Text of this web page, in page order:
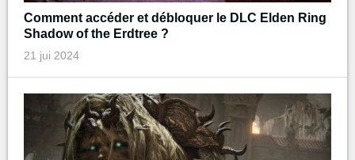
Comment accéder et débloquer le DLC Elden Ring
Shadow of the Erdtree ?
21 jui 2024